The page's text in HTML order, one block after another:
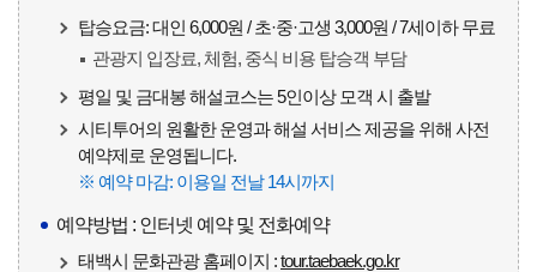
탑승요금: 대인 6,000원 / 초·중·고생 3,000원 / 7세이하 무료
관광지 입장료, 체험, 중식 비용 탑승객 부담
평일 및 금대봉 해설코스는 5인이상 모객 시 출발
시티투어의 원활한 운영과 해설 서비스 제공을 위해 사전
예약제로 운영됩니다.
※ 예약 마감: 이용일 전날 14시까지
예약방법 : 인터넷 예약 및 전화예약
태백시 문화관광 홈페이지 :tour.taebaek.go.kr